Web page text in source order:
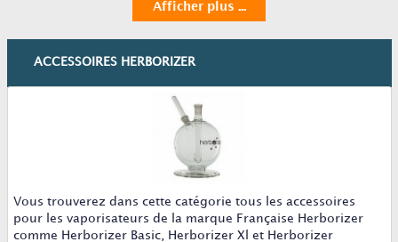
Afficher plus ...
ACCESSOIRES HERBORIZER
Vous trouverez dans cette catégorie tous les accessoires
pour les vaporisateurs de la marque Française Herborizer
comme Herborizer Basic, Herborizer Xl et Herborizer